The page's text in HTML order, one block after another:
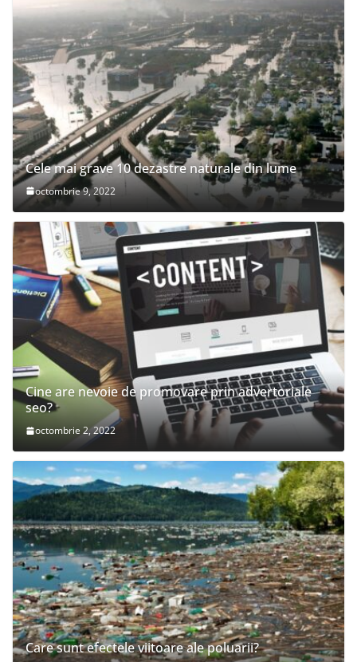
Cele mai grave 10 dezastre naturale din lume
octombrie 9, 2022
Cine are nevoie de promovare prin advertoriale
seo?
octombrie 2, 2022
Care sunt efectele viitoare ale poluarii?